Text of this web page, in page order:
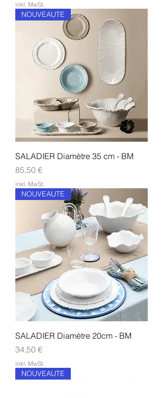
inkl. MwSt.
NOUVEAUTE
SALADIER Diamètre 35 cm - BM
Preis
85,50 €
inkl. MwSt.
NOUVEAUTE
SALADIER Diamètre 20cm - BM
Preis
34,50 €
inkl. MwSt.
NOUVEAUTE